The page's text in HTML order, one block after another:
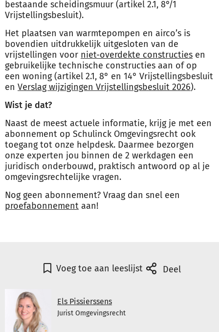
bestaande scheidingsmuur (artikel 2.1, 8°/1
Vrijstellingsbesluit).
Het plaatsen van warmtepompen en airco’s is
bovendien uitdrukkelijk uitgesloten van de
vrijstellingen voor niet-overdekte constructies en
gebruikelijke technische constructies aan of op
een woning (artikel 2.1, 8° en 14° Vrijstellingsbesluit
en Verslag wijzigingen Vrijstellingsbesluit 2026).
Wist je dat?
Naast de meest actuele informatie, krijg je met een
abonnement op Schulinck Omgevingsrecht ook
toegang tot onze helpdesk. Daarmee bezorgen
onze experten jou binnen de 2 werkdagen een
juridisch onderbouwd, praktisch antwoord op al je
omgevingsrechtelijke vragen.
Nog geen abonnement? Vraag dan snel een
proefabonnement aan!
Voeg toe aan leeslijst Deel
Els Pissierssens
Jurist Omgevingsrecht